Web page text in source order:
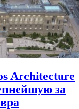
Architecture
за